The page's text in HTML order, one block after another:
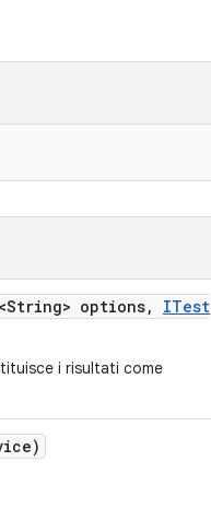
options,
ITest
i risultati come